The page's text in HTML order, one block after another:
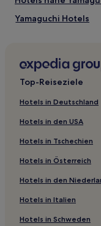
Yamaguchi Hotels
Ube Hotels
Hotels nahe Joei-ji
Hotels nahe
Präfektur
Hotels nahe Hōfu
Hotels nahe
Nowara Hotels
Top-Reiseziele
Hotels in Deutschland
Hotels in den USA
Hotels in Tschechien
Hotels in Österreich
Hotels in den
Hotels in Italien
Hotels in Schweden